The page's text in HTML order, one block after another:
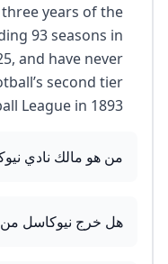
years of the
93 seasons in
and have never
second tier
League in 1893.
من هو مالك نادي
هل خرج نيوكاسل من